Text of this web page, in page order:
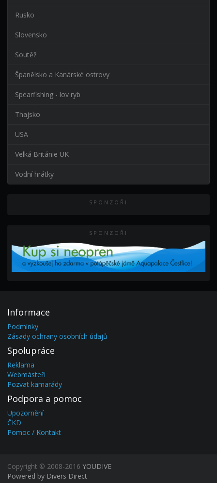
Rusko
Slovensko
Soutěž
Španělsko a Kanárské ostrovy
Spearfishing - lov ryb
Thajsko
USA
Velká Británie UK
Vodní hrátky
SPONZOŘI
SPONZOŘI
Informace
Podmínky
Zásady ochrany osobních údajů
Spolupráce
Reklama
Webmásteři
Pozvat kamarády
Podpora a pomoc
Upozornění
ČKD
Pomoc / Kontakt
Copyright © 2008-2016 YOUDIVE
Powered by Divers Direct